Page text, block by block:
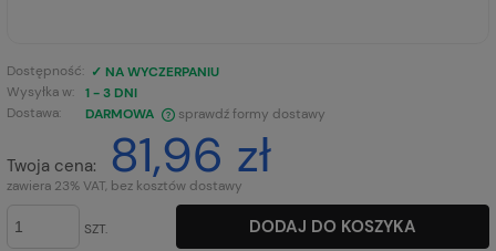
Dostępność: ✓ NA WYCZERPANIU
Wysyłka w:
1 - 3 DNI
Dostawa:
DARMOWA
CENA NIE ZAWIERA EWENTUALNYCH KOSZTÓW PŁATNOŚCI
sprawdź formy dostawy
Twoja cena: 81,96 zł
zawiera 23% VAT, bez kosztów dostawy
SZT.
DODAJ DO KOSZYKA